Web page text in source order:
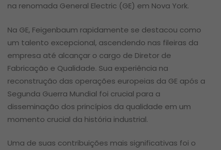
na renomada General Electric (GE) em Nova York.
Na GE, Feigenbaum rapidamente se destacou como
um talento excepcional, ascendendo nas fileiras da
empresa até alcançar o cargo de Diretor de
Fabricação e Qualidade. Sua experiência na
reconstrução das operações europeias da GE após a
Segunda Guerra Mundial foi crucial para a
disseminação dos princípios da qualidade em um
momento crucial da história industrial.
Uma de suas contribuições mais significativas foi o